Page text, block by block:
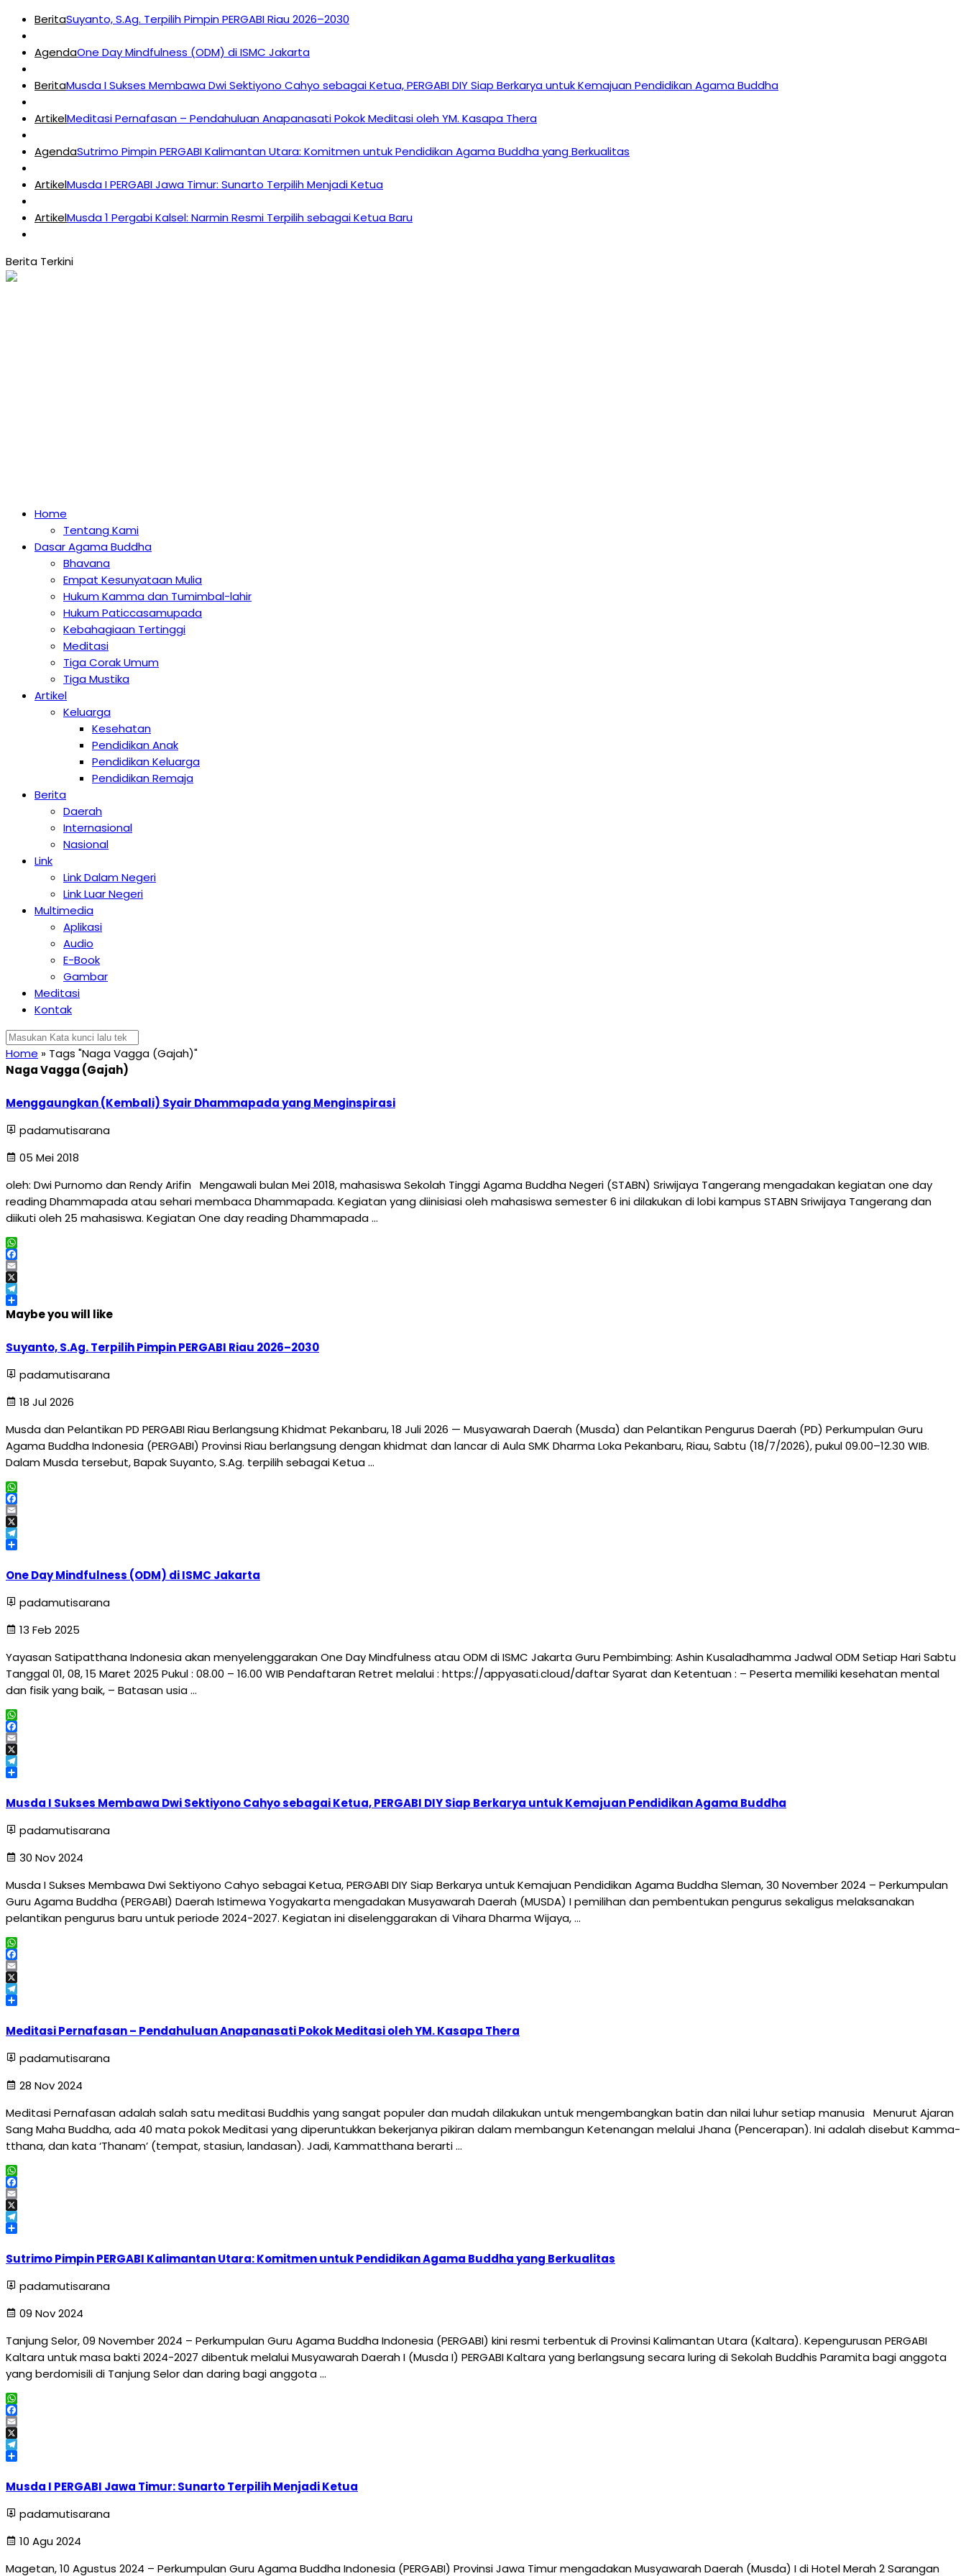
BeritaSuyanto, S.Ag. Terpilih Pimpin PERGABI Riau 2026–2030
AgendaOne Day Mindfulness (ODM) di ISMC Jakarta
BeritaMusda I Sukses Membawa Dwi Sektiyono Cahyo sebagai Ketua, PERGABI DIY Siap Berkarya untuk Kemajuan Pendidikan Agama Buddha
ArtikelMeditasi Pernafasan – Pendahuluan Anapanasati Pokok Meditasi oleh YM. Kasapa Thera
AgendaSutrimo Pimpin PERGABI Kalimantan Utara: Komitmen untuk Pendidikan Agama Buddha yang Berkualitas
ArtikelMusda I PERGABI Jawa Timur: Sunarto Terpilih Menjadi Ketua
ArtikelMusda 1 Pergabi Kalsel: Narmin Resmi Terpilih sebagai Ketua Baru
Home
Tentang Kami
Dasar Agama Buddha
Bhavana
Empat Kesunyataan Mulia
Hukum Kamma dan Tumimbal-lahir
Hukum Paticcasamupada
Kebahagiaan Tertinggi
Meditasi
Tiga Corak Umum
Tiga Mustika
Artikel
Keluarga
Kesehatan
Pendidikan Anak
Pendidikan Keluarga
Pendidikan Remaja
Berita
Daerah
Internasional
Nasional
Link
Link Dalam Negeri
Link Luar Negeri
Multimedia
Aplikasi
Audio
E-Book
Gambar
Meditasi
Kontak
Home » Tags "Naga Vagga (Gajah)"
Naga Vagga (Gajah)
Menggaungkan (Kembali) Syair Dhammapada yang Menginspirasi
padamutisarana
05 Mei 2018
oleh: Dwi Purnomo dan Rendy Arifin Mengawali bulan Mei 2018, mahasiswa Sekolah Tinggi Agama Buddha Negeri (STABN) Sriwijaya Tangerang mengadakan kegiatan one day
reading Dhammapada atau sehari membaca Dhammapada. Kegiatan yang diinisiasi oleh mahasiswa semester 6 ini dilakukan di lobi kampus STABN Sriwijaya Tangerang dan
diikuti oleh 25 mahasiswa. Kegiatan One day reading Dhammapada …
WhatsApp
Facebook
Email
X
Telegram
Share
Maybe you will like
Suyanto, S.Ag. Terpilih Pimpin PERGABI Riau 2026–2030
padamutisarana
18 Jul 2026
Musda dan Pelantikan PD PERGABI Riau Berlangsung Khidmat Pekanbaru, 18 Juli 2026 — Musyawarah Daerah (Musda) dan Pelantikan Pengurus Daerah (PD) Perkumpulan Guru
Agama Buddha Indonesia (PERGABI) Provinsi Riau berlangsung dengan khidmat dan lancar di Aula SMK Dharma Loka Pekanbaru, Riau, Sabtu (18/7/2026), pukul 09.00–12.30 WIB.
Dalam Musda tersebut, Bapak Suyanto, S.Ag. terpilih sebagai Ketua …
WhatsApp
Facebook
Email
X
Telegram
One Day Mindfulness (ODM) di ISMC Jakarta
padamutisarana
13 Feb 2025
Yayasan Satipatthana Indonesia akan menyelenggarakan One Day Mindfulness atau ODM di ISMC Jakarta Guru Pembimbing: Ashin Kusaladhamma Jadwal ODM Setiap Hari Sabtu
Tanggal 01, 08, 15 Maret 2025 Pukul : 08.00 – 16.00 WIB Pendaftaran Retret melalui : https://appyasati.cloud/daftar Syarat dan Ketentuan : – Peserta memiliki kesehatan mental
dan fisik yang baik, – Batasan usia …
WhatsApp
Facebook
Email
X
Telegram
Musda I Sukses Membawa Dwi Sektiyono Cahyo sebagai Ketua, PERGABI DIY Siap Berkarya untuk Kemajuan Pendidikan Agama Buddha
padamutisarana
30 Nov 2024
Musda I Sukses Membawa Dwi Sektiyono Cahyo sebagai Ketua, PERGABI DIY Siap Berkarya untuk Kemajuan Pendidikan Agama Buddha Sleman, 30 November 2024 – Perkumpulan
Guru Agama Buddha (PERGABI) Daerah Istimewa Yogyakarta mengadakan Musyawarah Daerah (MUSDA) I pemilihan dan pembentukan pengurus sekaligus melaksanakan
pelantikan pengurus baru untuk periode 2024-2027. Kegiatan ini diselenggarakan di Vihara Dharma Wijaya, …
WhatsApp
Facebook
Email
X
Telegram
Meditasi Pernafasan – Pendahuluan Anapanasati Pokok Meditasi oleh YM. Kasapa Thera
padamutisarana
28 Nov 2024
Meditasi Pernafasan adalah salah satu meditasi Buddhis yang sangat populer dan mudah dilakukan untuk mengembangkan batin dan nilai luhur setiap manusia Menurut Ajaran
Sang Maha Buddha, ada 40 mata pokok Meditasi yang diperuntukkan bekerjanya pikiran dalam membangun Ketenangan melalui Jhana (Pencerapan). Ini adalah disebut Kamma-
tthana, dan kata ‘Thanam’ (tempat, stasiun, landasan). Jadi, Kammatthana berarti …
WhatsApp
Facebook
Email
X
Telegram
Sutrimo Pimpin PERGABI Kalimantan Utara: Komitmen untuk Pendidikan Agama Buddha yang Berkualitas
padamutisarana
09 Nov 2024
Tanjung Selor, 09 November 2024 – Perkumpulan Guru Agama Buddha Indonesia (PERGABI) kini resmi terbentuk di Provinsi Kalimantan Utara (Kaltara). Kepengurusan PERGABI
Kaltara untuk masa bakti 2024-2027 dibentuk melalui Musyawarah Daerah I (Musda I) PERGABI Kaltara yang berlangsung secara luring di Sekolah Buddhis Paramita bagi anggota
yang berdomisili di Tanjung Selor dan daring bagi anggota …
WhatsApp
Facebook
Email
X
Telegram
Musda I PERGABI Jawa Timur: Sunarto Terpilih Menjadi Ketua
padamutisarana
10 Agu 2024
Magetan, 10 Agustus 2024 – Perkumpulan Guru Agama Buddha Indonesia (PERGABI) Provinsi Jawa Timur mengadakan Musyawarah Daerah (Musda) I di Hotel Merah 2 Sarangan